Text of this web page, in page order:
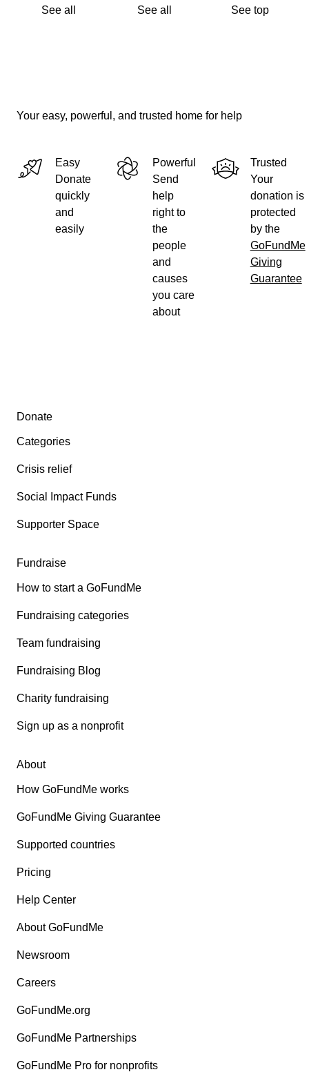
See all See all See top
Your easy, powerful, and trusted home for help
Easy
Donate
quickly
and
easily
Powerful
Send
help
right to
the
people
and
causes
you care
about
Trusted
Your
donation is
protected
by the
GoFundMe
Giving
Guarantee
Secondary menu
Donate
Categories
Crisis relief
Social Impact Funds
Supporter Space
Fundraise
How to start a GoFundMe
Fundraising categories
Team fundraising
Fundraising Blog
Charity fundraising
Sign up as a nonprofit
About
How GoFundMe works
GoFundMe Giving Guarantee
Supported countries
Pricing
Help Center
About GoFundMe
Newsroom
Careers
GoFundMe.org
GoFundMe Partnerships
GoFundMe Pro for nonprofits